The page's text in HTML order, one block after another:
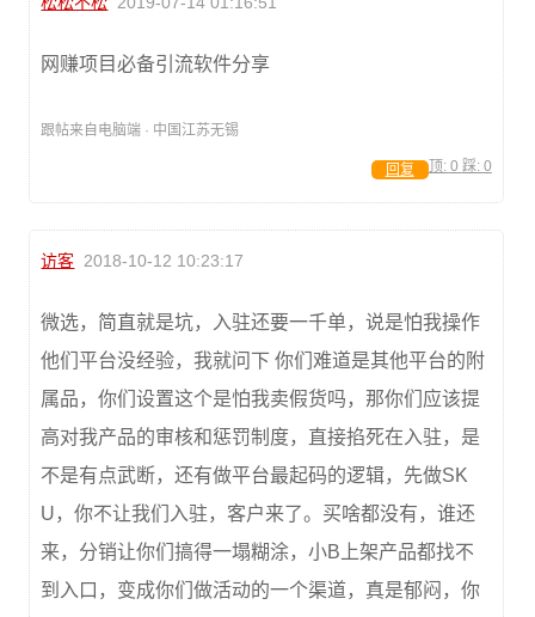
网赚项目必备引流软件分享
跟帖来自电脑端 · 中国江苏无锡
顶: 0 踩: 0
回复
访客 2018-10-12 10:23:17
微选，简直就是坑，入驻还要一千单，说是怕我操作
他们平台没经验，我就问下 你们难道是其他平台的附
属品，你们设置这个是怕我卖假货吗，那你们应该提
高对我产品的审核和惩罚制度，直接掐死在入驻，是
不是有点武断，还有做平台最起码的逻辑，先做SK
U，你不让我们入驻，客户来了。买啥都没有，谁还
来，分销让你们搞得一塌糊涂，小B上架产品都找不
到入口，变成你们做活动的一个渠道，真是郁闷，你